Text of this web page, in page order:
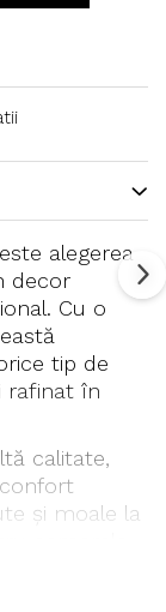
este alegerea
decor
Cu o
tip de
rafinat în
calitate,
și moale la
o
fără a